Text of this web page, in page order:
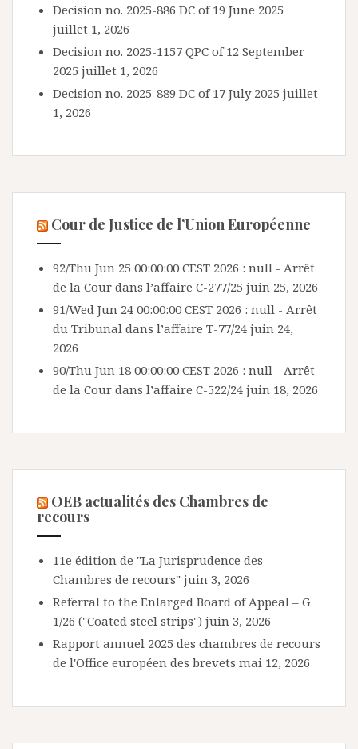
Decision no. 2025-886 DC of 19 June 2025
juillet 1, 2026
Decision no. 2025-1157 QPC of 12 September
2025 juillet 1, 2026
Decision no. 2025-889 DC of 17 July 2025 juillet
1, 2026
Cour de Justice de l’Union Européenne
92/Thu Jun 25 00:00:00 CEST 2026 : null - Arrêt
de la Cour dans l’affaire C-277/25 juin 25, 2026
91/Wed Jun 24 00:00:00 CEST 2026 : null - Arrêt
du Tribunal dans l’affaire T-77/24 juin 24,
2026
90/Thu Jun 18 00:00:00 CEST 2026 : null - Arrêt
de la Cour dans l’affaire C-522/24 juin 18, 2026
OEB actualités des Chambres de
recours
11e édition de "La Jurisprudence des
Chambres de recours" juin 3, 2026
Referral to the Enlarged Board of Appeal – G
1/26 ("Coated steel strips") juin 3, 2026
Rapport annuel 2025 des chambres de recours
de l'Office européen des brevets mai 12, 2026